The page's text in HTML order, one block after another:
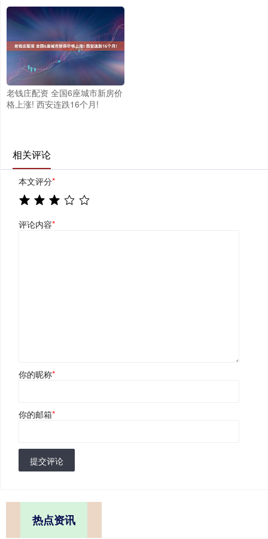
老钱庄配资 全国6座城市新房价
格上涨! 西安连跌16个月!
相关评论
本文评分*
评论内容*
你的昵称*
你的邮箱*
提交评论
热点资讯